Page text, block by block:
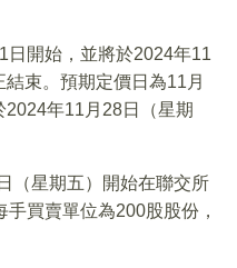
日開始，並將於2024年11
束。預期定價日為11月
年11月28日（星期
（星期五）開始在聯交所
買賣單位為200股股份，